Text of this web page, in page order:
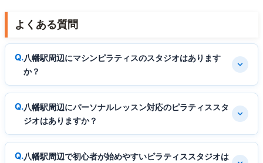
よくある質問
八幡駅周辺にマシンピラティスのスタジオはあります
か？
八幡駅周辺にパーソナルレッスン対応のピラティススタ
ジオはありますか？
八幡駅周辺で初心者が始めやすいピラティススタジオは